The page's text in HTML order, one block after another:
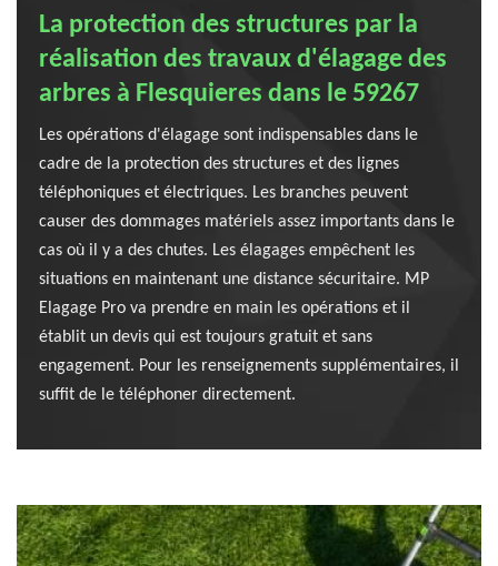
La protection des structures par la
réalisation des travaux d'élagage des
arbres à Flesquieres dans le 59267
Les opérations d'élagage sont indispensables dans le
cadre de la protection des structures et des lignes
téléphoniques et électriques. Les branches peuvent
causer des dommages matériels assez importants dans le
cas où il y a des chutes. Les élagages empêchent les
situations en maintenant une distance sécuritaire. MP
Elagage Pro va prendre en main les opérations et il
établit un devis qui est toujours gratuit et sans
engagement. Pour les renseignements supplémentaires, il
suffit de le téléphoner directement.